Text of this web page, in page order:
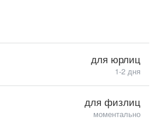
для юрлиц
1-2 дня
для физлиц
моментально